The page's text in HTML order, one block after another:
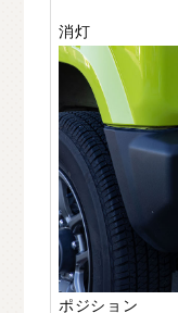
消灯
ポジション